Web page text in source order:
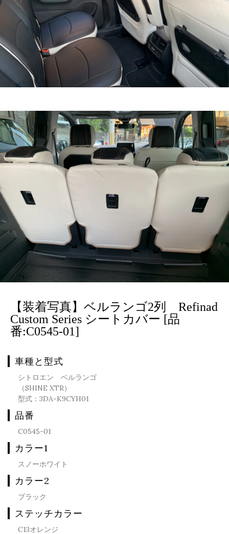
【装着写真】ベルランゴ2列 Refinad
Custom Series シートカバー [品
番:C0545-01]
車種と型式
シトロエン ベルランゴ
（SHINE XTR）
型式：3DA-K9CYH01
品番
C0545-01
カラー1
スノーホワイト
カラー2
ブラック
ステッチカラー
C13オレンジ